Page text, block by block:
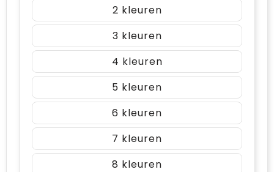
2
3
4
5
6
7
8